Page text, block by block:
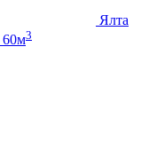
Ялта
60м3